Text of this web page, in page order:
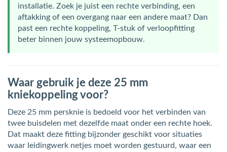
installatie. Zoek je juist een rechte verbinding, een
aftakking of een overgang naar een andere maat? Dan
past een rechte koppeling, T-stuk of verloopfitting
beter binnen jouw systeemopbouw.
Waar gebruik je deze 25 mm
kniekoppeling voor?
Deze 25 mm persknie is bedoeld voor het verbinden van
twee buisdelen met dezelfde maat onder een rechte hoek.
Dat maakt deze fitting bijzonder geschikt voor situaties
waar leidingwerk netjes moet worden gestuurd, waar een